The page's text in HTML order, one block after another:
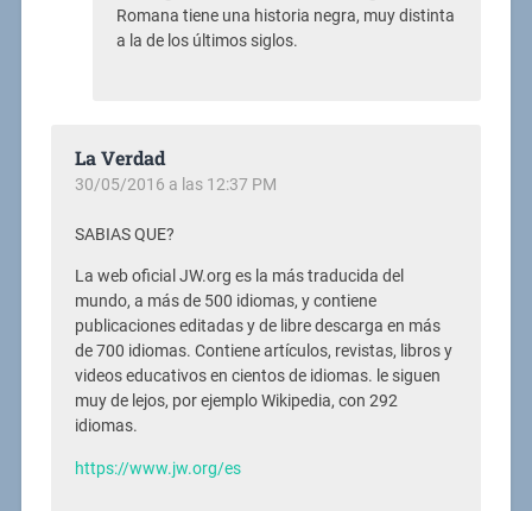
Romana tiene una historia negra, muy distinta
a la de los últimos siglos.
La Verdad
30/05/2016 a las 12:37 PM
SABIAS QUE?
La web oficial JW.org es la más traducida del
mundo, a más de 500 idiomas, y contiene
publicaciones editadas y de libre descarga en más
de 700 idiomas. Contiene artículos, revistas, libros y
videos educativos en cientos de idiomas. le siguen
muy de lejos, por ejemplo Wikipedia, con 292
idiomas.
https://www.jw.org/es